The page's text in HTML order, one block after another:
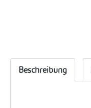
Beschreibung